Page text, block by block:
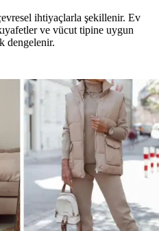
ihtiyaçlarla şekillenir. Ev
ve vücut tipine uygun
dengelenir.